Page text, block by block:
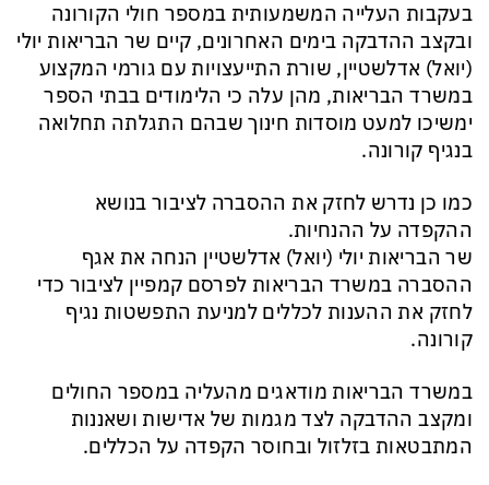
בעקבות העלייה המשמעותית במספר חולי הקורונה
ובקצב ההדבקה בימים האחרונים, קיים שר הבריאות יולי
(יואל) אדלשטיין, שורת התייעצויות עם גורמי המקצוע
במשרד הבריאות, מהן עלה כי הלימודים בבתי הספר
ימשיכו למעט מוסדות חינוך שבהם התגלתה תחלואה
בנגיף קורונה.
כמו כן נדרש לחזק את ההסברה לציבור בנושא
ההקפדה על ההנחיות.
שר הבריאות יולי (יואל) אדלשטיין הנחה את אגף
ההסברה במשרד הבריאות לפרסם קמפיין לציבור כדי
לחזק את ההענות לכללים למניעת התפשטות נגיף
קורונה.
במשרד הבריאות מודאגים מהעליה במספר החולים
ומקצב ההדבקה לצד מגמות של אדישות ושאננות
המתבטאות בזלזול ובחוסר הקפדה על הכללים.